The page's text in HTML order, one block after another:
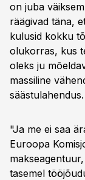
on juba
räägivad täna,
kulusid kokku
olukorras, kus
oleks ju
massiline
säästulahendus.
"Ja me ei saa
Euroopa
tasemel